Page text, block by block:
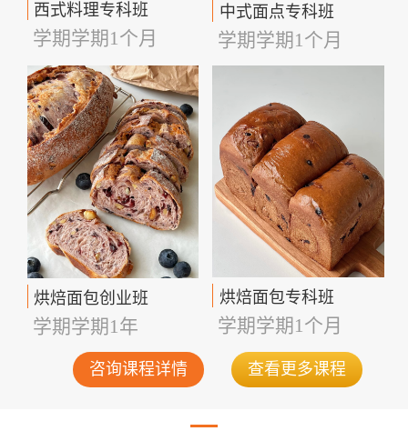
西式料理专科班
学期学期1个月
中式面点专科班
学期学期1个月
烘焙面包创业班
学期学期1年
烘焙面包专科班
学期学期1个月
咨询课程详情 查看更多课程